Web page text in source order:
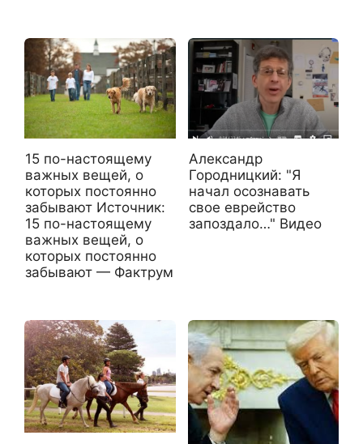
15 по-настоящему
важных вещей, о
которых постоянно
забывают Источник:
15 по-настоящему
важных вещей, о
которых постоянно
забывают — Фактрум
Александр
Городницкий: "Я
начал осознавать
свое еврейство
запоздало…" Видео